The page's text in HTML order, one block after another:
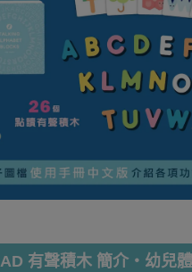
有聲積木 簡介・幼兒